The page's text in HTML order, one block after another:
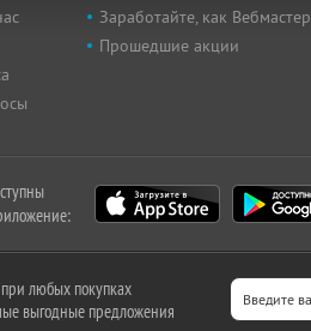
Заработайте, как Вебмастер
Прошедшие акции
любых покупках
выгодные предложения